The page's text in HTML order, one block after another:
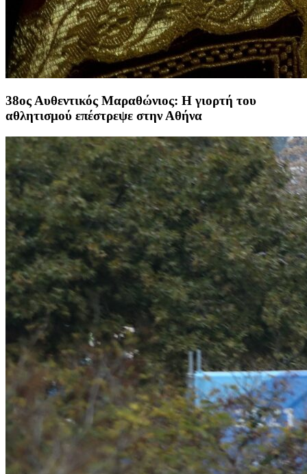
38ος Αυθεντικός Μαραθώνιος: Η γιορτή του
αθλητισμού επέστρεψε στην Αθήνα